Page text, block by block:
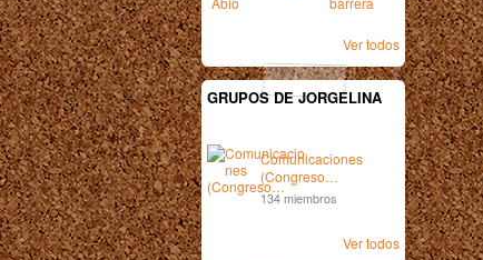
Ver todos
GRUPOS DE JORGELINA
Comunicaciones
(Congreso…
134 miembros
Ver todos